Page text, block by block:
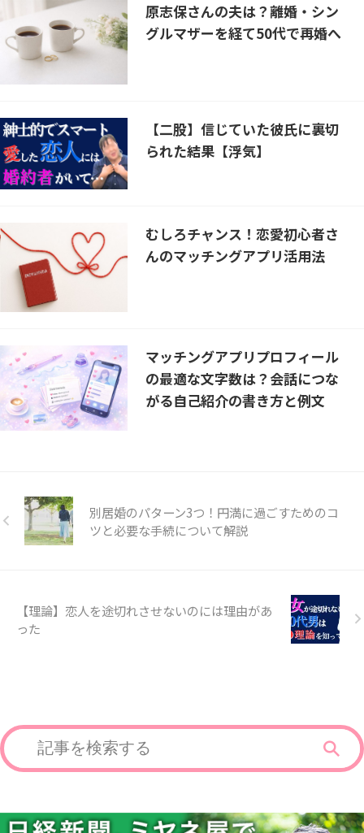
原志保さんの夫は？離婚・シン
グルマザーを経て50代で再婚へ
【二股】信じていた彼氏に裏切
られた結果【浮気】
むしろチャンス！恋愛初心者さ
んのマッチングアプリ活用法
マッチングアプリプロフィール
の最適な文字数は？会話につな
がる自己紹介の書き方と例文
別居婚のパターン3つ！円満に過ごすためのコ
ツと必要な手続について解説
【理論】恋人を途切れさせないのには理由があ
った